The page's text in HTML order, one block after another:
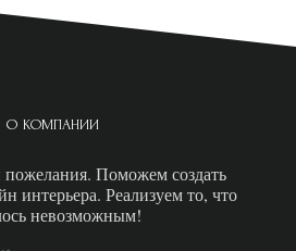
О КОМПАНИИ
Поможем создать
интерьера. Реализуем то, что
невозможным!